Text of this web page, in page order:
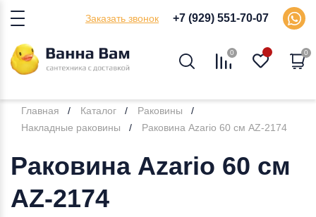
Заказать звонок +7 (929) 551-70-07
0 0
Главная Каталог
Раковины
Накладные раковины
Раковина Azario 60 см AZ-2174
Раковина Azario 60 см
AZ-2174